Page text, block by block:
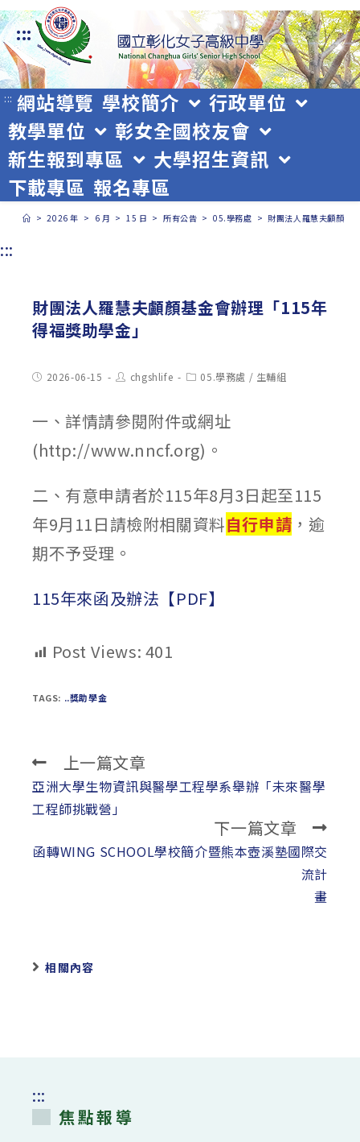
跳
轉
至
主
要
內
容
:::
::: 網站導覽 學校簡介
行政單位
教學單位
彰女全國校友會
新生報到專區
大學招生資訊
下載專區 報名專區
> 2026 年 > 6 月 > 15 日 > 所有公告 > 05.學務處 > 財團法人羅慧夫顱顏基
:::
財團法人羅慧夫顱顏基金會辦理「115年
得福獎助學金」
Post2026-06-15
Post
author:
chgshlife
Post05.學務處 / 生輔組
一、詳情請參閱附件或網址
(http://www.nncf.org)。
二、有意申請者於115年8月3日起至115
年9月11日請檢附相關資料自行申請 ，逾
期不予受理。
115年來函及辦法【PDF】
Post Views: 401
TAGS: ..獎助學金
Read
more
articles
上一篇文章
亞洲大學生物資訊與醫學工程學系舉辦「未來醫學
工程師挑戰營」
下一篇文章
函轉WING SCHOOL學校簡介暨熊本壺溪塾國際交
流計
畫
相關內容
:::
焦點報導